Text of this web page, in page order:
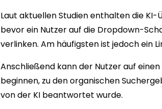
Laut aktuellen Studien enthalten die KI-
bevor ein Nutzer auf die Dropdown-
verlinken. Am häufigsten ist jedoch ein
Anschließend kann der Nutzer auf
beginnen, zu den organischen
von der KI beantwortet wurde.